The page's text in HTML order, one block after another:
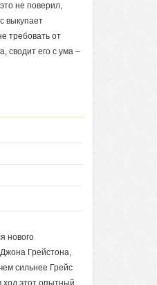
не поверил,
выкупает
требовать от
сводит его с ума –
нового
Грейстона,
сильнее Грейс
ход этот опытный